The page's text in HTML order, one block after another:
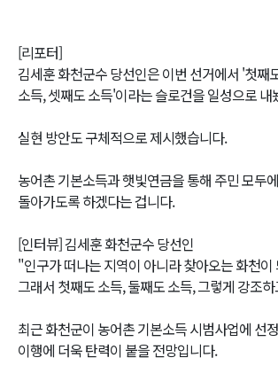
[리포터]
김세훈 화천군수 당선인은 이번 선거에서 '첫째
소득, 셋째도 소득'이라는 슬로건을 일성으로 내
실현 방안도 구체적으로 제시했습니다.
농어촌 기본소득과 햇빛연금을 통해 주민 모두
돌아가도록 하겠다는 겁니다.
[인터뷰] 김세훈 화천군수 당선인
"인구가 떠나는 지역이 아니라 찾아오는 화천이
그래서 첫째도 소득, 둘째도 소득, 그렇게 강조
최근 화천군이 농어촌 기본소득 시범사업에 선
이행에 더욱 탄력이 붙을 전망입니다.